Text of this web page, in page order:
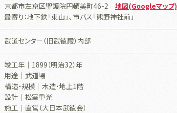
京都市左京区聖護院円頓美町46-2 地図(Googleマップ)
最寄り：地下鉄「東山」、市バス「熊野神社前」
武道センター（旧武徳殿）内部
竣工年｜1899（明治32）年
用途｜武道場
構造・規模｜木造・地上1階
設計｜松室重光
施工｜直営（大日本武徳会）